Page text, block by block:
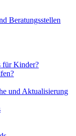
Beratungsstellen
für Kinder?
und Aktualisierung